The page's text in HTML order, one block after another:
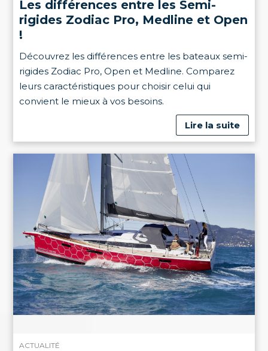
Les différences entre les Semi-
rigides Zodiac Pro, Medline et Open
!
Découvrez les différences entre les bateaux semi-
rigides Zodiac Pro, Open et Medline. Comparez
leurs caractéristiques pour choisir celui qui
convient le mieux à vos besoins.
Lire la suite
ACTUALITÉ